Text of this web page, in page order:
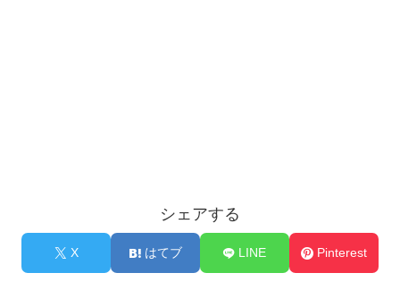
シェアする
X はてブ LINE Pinterest